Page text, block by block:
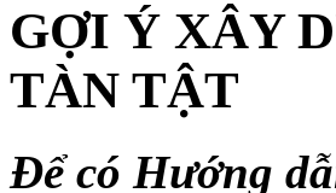
GỢI Ý XÂY
TÀN TẬT
Để có Hướng